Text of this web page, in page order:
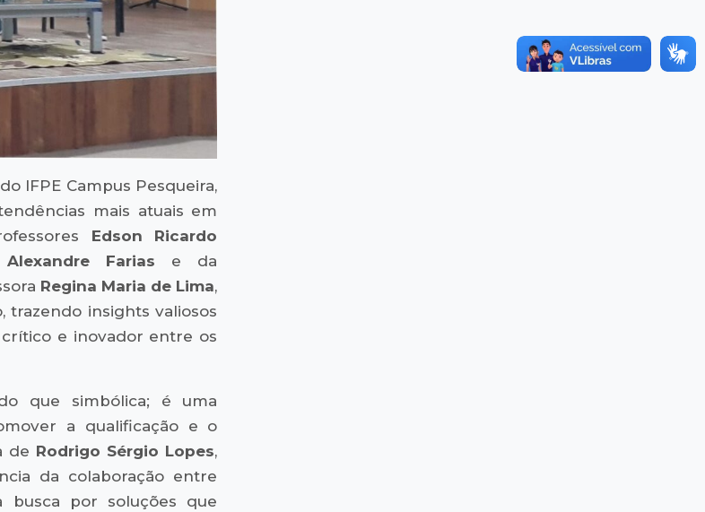
IFPE Campus Pesqueira,
mais atuais em
Edson Ricardo
Alexandre Farias e da
Regina Maria de Lima,
trazendo insights valiosos
e inovador entre os
que simbólica; é uma
a qualificação e o
de Rodrigo Sérgio Lopes,
da colaboração entre
busca por soluções que